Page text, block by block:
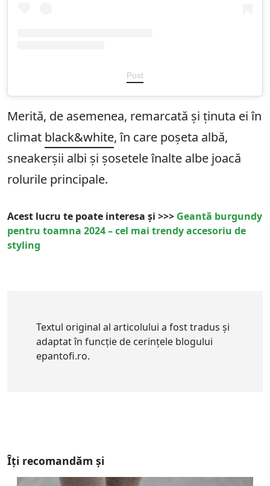
Post
Merită, de asemenea, remarcată și ținuta ei în
climat black&white, în care poșeta albă,
sneakerșii albi și șosetele înalte albe joacă
rolurile principale.
Acest lucru te poate interesa și >>> Geantă burgundy
pentru toamna 2024 – cel mai trendy accesoriu de
styling
Textul original al articolului a fost tradus și
adaptat în funcție de cerințele blogului
epantofi.ro.
Îți recomandăm și